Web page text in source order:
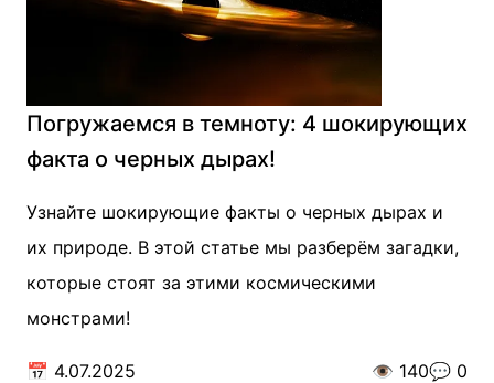
Погружаемся в темноту: 4 шокирующих
факта о черных дырах!
Узнайте шокирующие факты о черных дырах и
их природе. В этой статье мы разберём загадки,
которые стоят за этими космическими
монстрами!
📅 4.07.2025 👁️ 140💬 0